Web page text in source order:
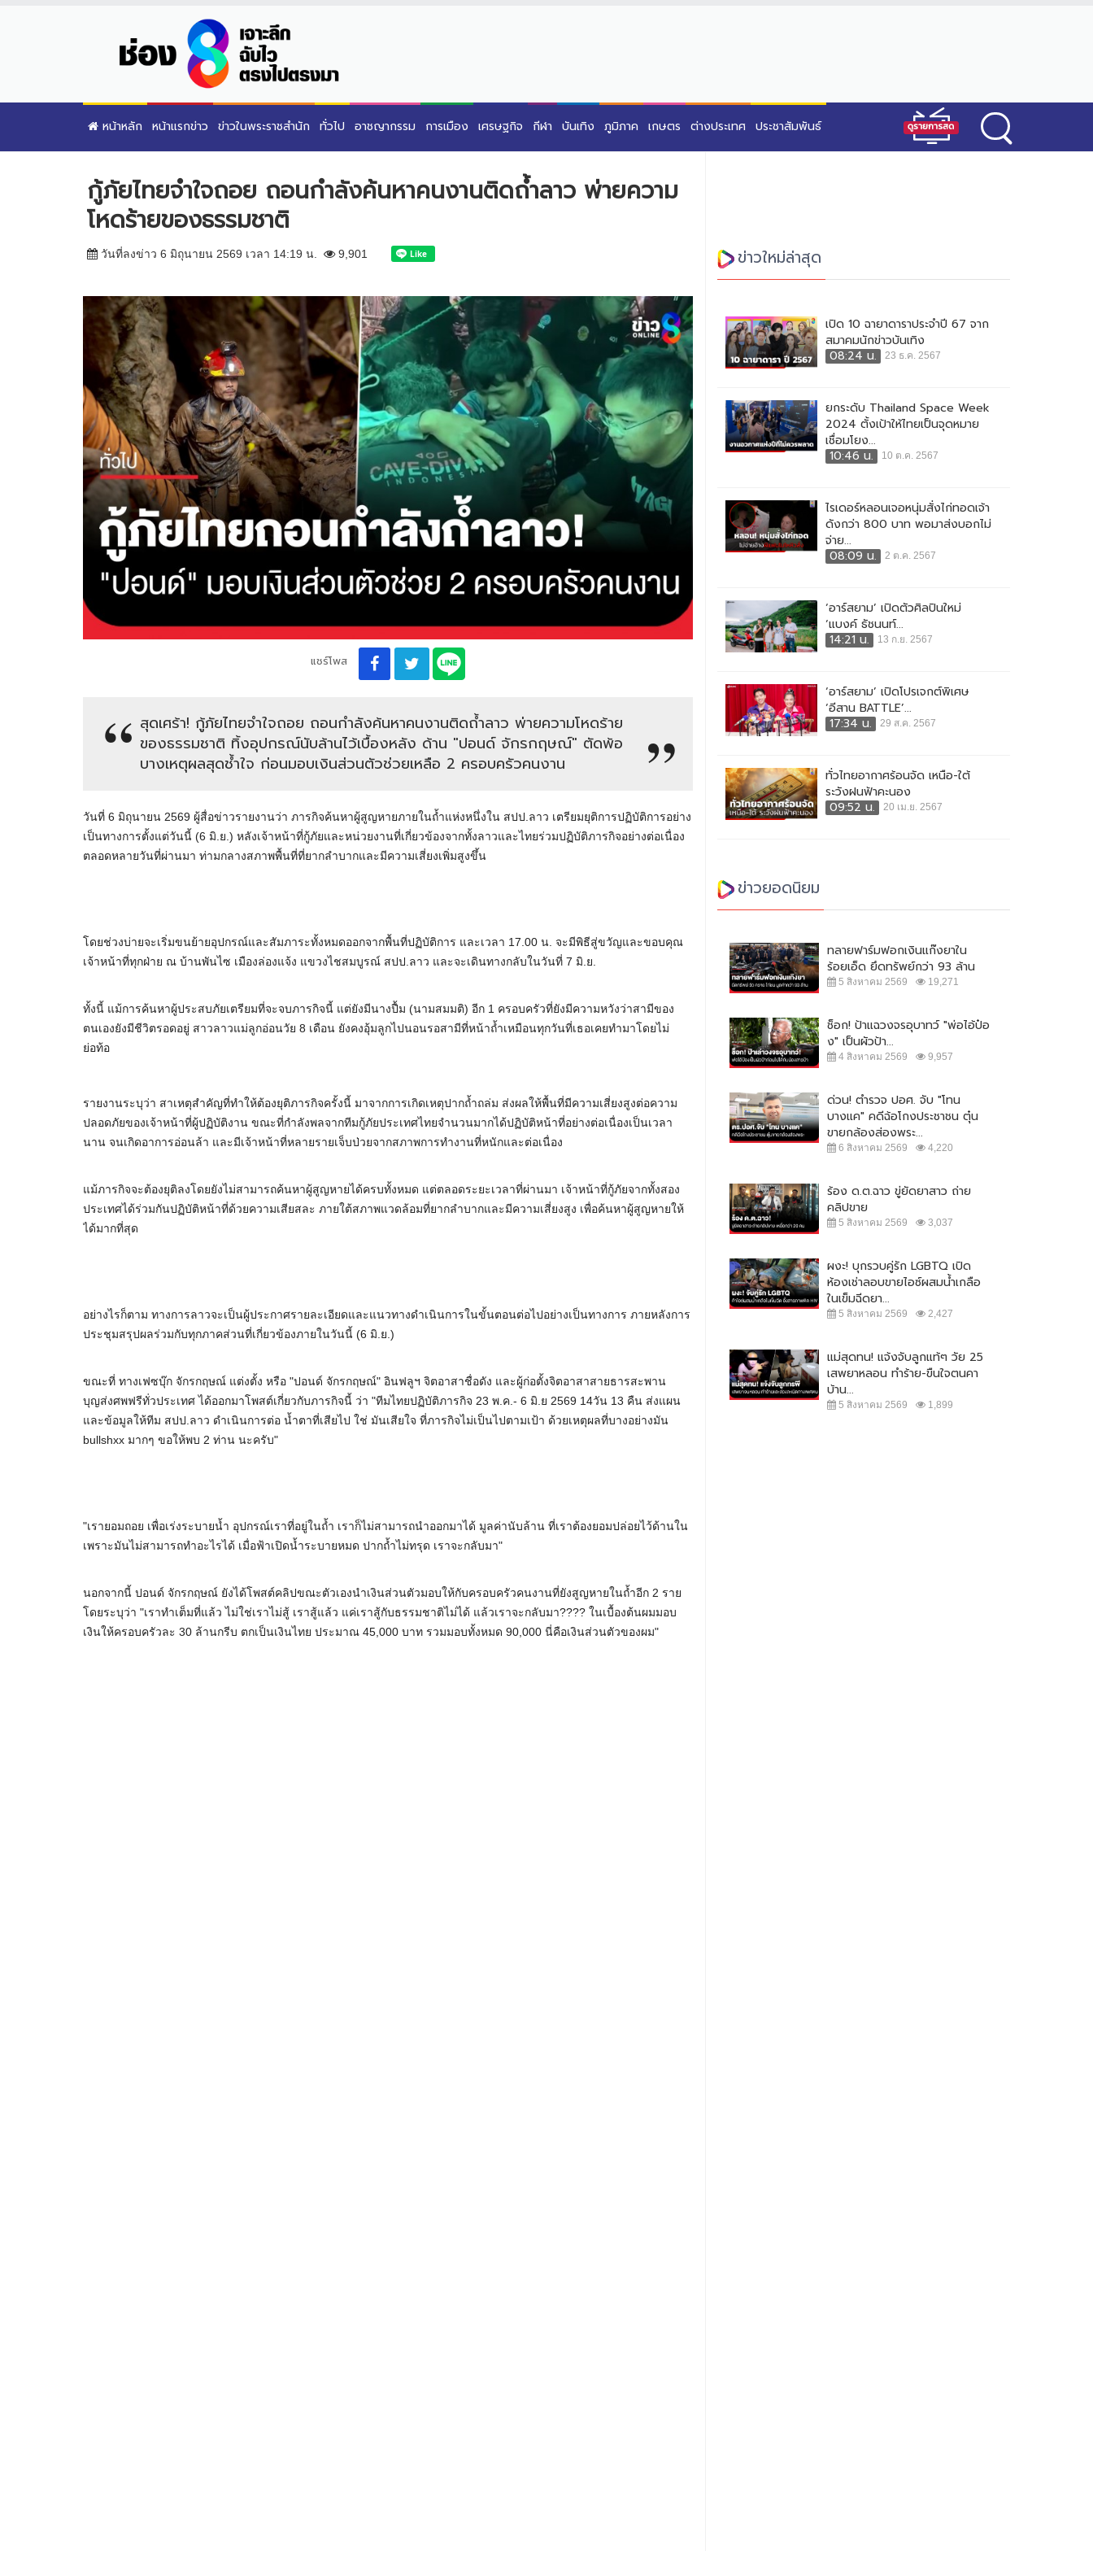
หน้าหลัก หน้าแรกข่าว ข่าวในพระราชสำนัก ทั่วไป อาชญากรรม การเมือง เศรษฐกิจ กีฬา บันเทิง ภูมิภาค เกษตร ต่างประเทศ ประชาสัมพันธ์
กู้ภัยไทยจำใจถอย ถอนกำลังค้นหาคนงานติดถ้ำลาว พ่ายความ
โหดร้ายของธรรมชาติ
วันที่ลงข่าว 6 มิถุนายน 2569 เวลา 14:19 น. 9,901
แชร์โพส
สุดเศร้า! กู้ภัยไทยจำใจถอย ถอนกำลังค้นหาคนงานติดถ้ำลาว พ่ายความโหดร้าย
ของธรรมชาติ ทิ้งอุปกรณ์นับล้านไว้เบื้องหลัง ด้าน "ปอนด์ จักรกฤษณ์" ตัดพ้อ
บางเหตุผลสุดช้ำใจ ก่อนมอบเงินส่วนตัวช่วยเหลือ 2 ครอบครัวคนงาน
วันที่ 6 มิถุนายน 2569 ผู้สื่อข่าวรายงานว่า ภารกิจค้นหาผู้สูญหายภายในถ้ำแห่งหนึ่งใน สปป.ลาว เตรียมยุติการปฏิบัติการอย่าง
เป็นทางการตั้งแต่วันนี้ (6 มิ.ย.) หลังเจ้าหน้าที่กู้ภัยและหน่วยงานที่เกี่ยวข้องจากทั้งลาวและไทยร่วมปฏิบัติภารกิจอย่างต่อเนื่อง
ตลอดหลายวันที่ผ่านมา ท่ามกลางสภาพพื้นที่ที่ยากลำบากและมีความเสี่ยงเพิ่มสูงขึ้น
โดยช่วงบ่ายจะเริ่มขนย้ายอุปกรณ์และสัมภาระทั้งหมดออกจากพื้นที่ปฏิบัติการ และเวลา 17.00 น. จะมีพิธีสู่ขวัญและขอบคุณ
เจ้าหน้าที่ทุกฝ่าย ณ บ้านพันไซ เมืองล่องแจ้ง แขวงไชสมบูรณ์ สปป.ลาว และจะเดินทางกลับในวันที่ 7 มิ.ย.
ทั้งนี้ แม้การค้นหาผู้ประสบภัยเตรียมที่จะจบภารกิจนี้ แต่ยังมีนางปื้ม (นามสมมติ) อีก 1 ครอบครัวที่ยังมีความหวังว่าสามีของ
ตนเองยังมีชีวิตรอดอยู่ สาวลาวแม่ลูกอ่อนวัย 8 เดือน ยังคงอุ้มลูกไปนอนรอสามีที่หน้าถ้ำเหมือนทุกวันที่เธอเคยทำมาโดยไม่
ย่อท้อ
รายงานระบุว่า สาเหตุสำคัญที่ทำให้ต้องยุติภารกิจครั้งนี้ มาจากการเกิดเหตุปากถ้ำถล่ม ส่งผลให้พื้นที่มีความเสี่ยงสูงต่อความ
ปลอดภัยของเจ้าหน้าที่ผู้ปฏิบัติงาน ขณะที่กำลังพลจากทีมกู้ภัยประเทศไทยจำนวนมากได้ปฏิบัติหน้าที่อย่างต่อเนื่องเป็นเวลา
นาน จนเกิดอาการอ่อนล้า และมีเจ้าหน้าที่หลายรายเจ็บป่วยจากสภาพการทำงานที่หนักและต่อเนื่อง
แม้ภารกิจจะต้องยุติลงโดยยังไม่สามารถค้นหาผู้สูญหายได้ครบทั้งหมด แต่ตลอดระยะเวลาที่ผ่านมา เจ้าหน้าที่กู้ภัยจากทั้งสอง
ประเทศได้ร่วมกันปฏิบัติหน้าที่ด้วยความเสียสละ ภายใต้สภาพแวดล้อมที่ยากลำบากและมีความเสี่ยงสูง เพื่อค้นหาผู้สูญหายให้
ได้มากที่สุด
อย่างไรก็ตาม ทางการลาวจะเป็นผู้ประกาศรายละเอียดและแนวทางดำเนินการในขั้นตอนต่อไปอย่างเป็นทางการ ภายหลังการ
ประชุมสรุปผลร่วมกับทุกภาคส่วนที่เกี่ยวข้องภายในวันนี้ (6 มิ.ย.)
ขณะที่ ทางเฟซบุ๊ก จักรกฤษณ์ แต่งตั้ง หรือ "ปอนด์ จักรกฤษณ์" อินฟลูฯ จิตอาสาชื่อดัง และผู้ก่อตั้งจิตอาสาสายธารสะพาน
บุญส่งศพฟรีทั่วประเทศ ได้ออกมาโพสต์เกี่ยวกับภารกิจนี้ ว่า "ทีมไทยปฏิบัติภารกิจ 23 พ.ค.- 6 มิ.ย 2569 14วัน 13 คืน ส่งแผน
และข้อมูลให้ทีม สปป.ลาว ดำเนินการต่อ น้ำตาที่เสียไป ใช่ มันเสียใจ ที่ภารกิจไม่เป็นไปตามเป้า ด้วยเหตุผลที่บางอย่างมัน
bullshxx มากๆ ขอให้พบ 2 ท่าน นะครับ"
"เรายอมถอย เพื่อเร่งระบายน้ำ อุปกรณ์เราที่อยู่ในถ้ำ เราก็ไม่สามารถนำออกมาได้ มูลค่านับล้าน ที่เราต้องยอมปล่อยไว้ด้านใน
เพราะมันไม่สามารถทำอะไรได้ เมื่อฟ้าเปิดน้ำระบายหมด ปากถ้ำไม่ทรุด เราจะกลับมา"
นอกจากนี้ ปอนด์ จักรกฤษณ์ ยังได้โพสต์คลิปขณะตัวเองนำเงินส่วนตัวมอบให้กับครอบครัวคนงานที่ยังสูญหายในถ้ำอีก 2 ราย
โดยระบุว่า "เราทำเต็มที่แล้ว ไม่ใช่เราไม่สู้ เราสู้แล้ว แค่เราสู้กับธรรมชาติไม่ได้ แล้วเราจะกลับมา???? ในเบื้องต้นผมมอบ
เงินให้ครอบครัวละ 30 ล้านกรีบ ตกเป็นเงินไทย ประมาณ 45,000 บาท รวมมอบทั้งหมด 90,000 นี่คือเงินส่วนตัวของผม"
ข่าวใหม่ล่าสุด
เปิด 10 ฉายาดาราประจำปี 67 จาก
สมาคมนักข่าวบันเทิง
08:24 น.
23 ธ.ค. 2567
ยกระดับ Thailand Space Week
2024 ตั้งเป้าให้ไทยเป็นจุดหมาย
เชื่อมโยง...
10:46 น.
10 ต.ค. 2567
ไรเดอร์หลอนเจอหนุ่มสั่งไก่ทอดเจ้า
ดังกว่า 800 บาท พอมาส่งบอกไม่
จ่าย...
08:09 น.
2 ต.ค. 2567
‘อาร์สยาม’ เปิดตัวศิลปินใหม่
‘แบงค์ ธัชนนท์...
14:21 น.
13 ก.ย. 2567
‘อาร์สยาม’ เปิดโปรเจกต์พิเศษ
‘อีสาน BATTLE’...
17:34 น.
29 ส.ค. 2567
ทั่วไทยอากาศร้อนจัด เหนือ-ใต้
ระวังฝนฟ้าคะนอง
09:52 น.
20 เม.ย. 2567
ข่าวยอดนิยม
ทลายฟาร์มฟอกเงินแก๊งยาใน
ร้อยเอ็ด ยึดทรัพย์กว่า 93 ล้าน
5 สิงหาคม 2569 19,271
ช็อก! ป้าแฉวงจรอุบาทว์ "พ่อไอ้ป๋อ
ง" เป็นผัวป้า...
4 สิงหาคม 2569 9,957
ด่วน! ตำรวจ ปอศ. จับ "โทน
บางแค" คดีฉ้อโกงประชาชน ตุ๋น
ขายกล้องส่องพระ...
6 สิงหาคม 2569 4,220
ร้อง ด.ต.ฉาว ขู่ยัดยาสาว ถ่าย
คลิปขาย
5 สิงหาคม 2569 3,037
ผงะ! บุกรวบคู่รัก LGBTQ เปิด
ห้องเช่าลอบขายไอซ์ผสมน้ำเกลือ
ในเข็มฉีดยา...
5 สิงหาคม 2569 2,427
แม่สุดทน! แจ้งจับลูกแท้ๆ วัย 25
เสพยาหลอน ทำร้าย-ขืนใจตนคา
บ้าน...
5 สิงหาคม 2569 1,899